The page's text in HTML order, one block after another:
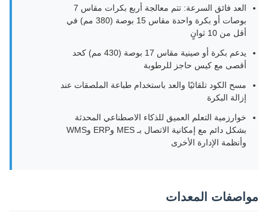
العد فائق السرعة: تتم معالجة أربع بكرات مقاس 7
بوصات أو بكرة واحدة مقاس 15 بوصة (380 مم) في
أقل من 10 ثوانٍ
يدعم بكرة أو صينية مقاس 17 بوصة (430 مم) كحد
أقصى مع كيس حاجز للرطوبة
مسح الكود تلقائيًا والعد باستخدام طباعة الملصقات عند
إزالة البكرة
خوارزمية التعلم العميق للذكاء الاصطناعي المحدثة
بشكل دائم مع إمكانية الاتصال بـ MES وERP وWMS
وأنظمة الإدارة الأخرى
مواصفات المعدات